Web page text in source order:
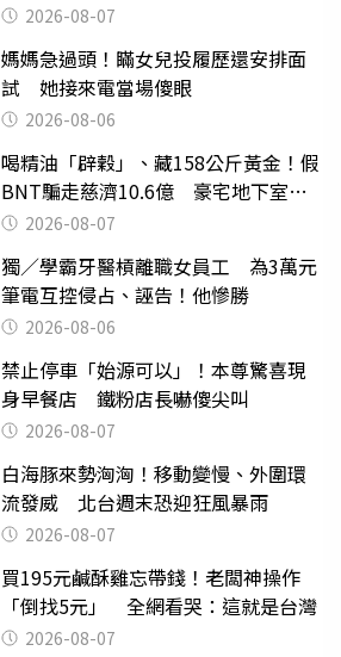
2026-08-07
媽媽急過頭！瞞女兒投履歷還安排面
試 她接來電當場傻眼
2026-08-06
喝精油「辟穀」、藏158公斤黃金！假
BNT騙走慈濟10.6億 豪宅地下室竟
挖出乾鮑金庫
2026-08-07
獨／學霸牙醫槓離職女員工 為3萬元
筆電互控侵占、誣告！他慘勝
2026-08-06
禁止停車「始源可以」！本尊驚喜現
身早餐店 鐵粉店長嚇傻尖叫
2026-08-07
白海豚來勢洶洶！移動變慢、外圍環
流發威 北台週末恐迎狂風暴雨
2026-08-07
買195元鹹酥雞忘帶錢！老闆神操作
「倒找5元」 全網看哭：這就是台灣
2026-08-07